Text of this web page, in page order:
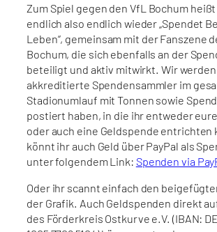
Zum Spiel gegen den VfL Bochum
endlich also endlich wieder „Spendet
Leben“, gemeinsam mit der Fanszene
Bochum, die sich ebenfalls an der
beteiligt und aktiv mitwirkt. Wir
akkreditierte Spendensammler im
Stadionumlauf mit Tonnen sowie
postiert haben, in die ihr entweder
oder auch eine Geldspende entrichten
könnt ihr auch Geld über PayPal als
unter folgendem Link: Spenden via
Oder ihr scannt einfach den
der Grafik. Auch Geldspenden direkt
des Förderkreis Ostkurve e.V. (IBAN: DE